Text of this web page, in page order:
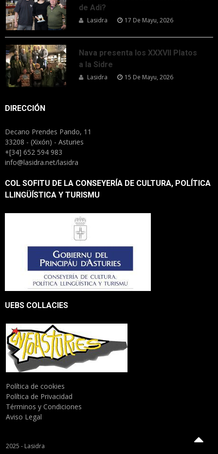
de Adi?
Lasidra 17 De Mayu, 2026
Nava presenta los XXXVII Platos
a la Sidre
Lasidra 15 De Mayu, 2026
DIRECCIÓN
Decano Prendes Pando, 11
33208 - (Xixón) - Asturies
+[34] 652 594 983
info@lasidra.net/lasidra
COL SOFITU DE LA CONSEYERÍA DE CULTURA, POLÍTICA
LLINGÜÍSTICA Y TURISMU
UEBS COLLACIES
Política de cookies
Política de Privacidad
Términos y Condiciones
Aviso Legal
2025 - Lasidra